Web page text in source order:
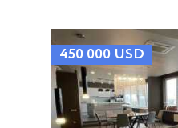
450 000 USD